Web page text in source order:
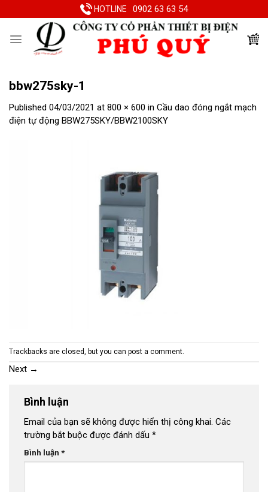
to
HOTLINE 0902 63 63 54
bbw275sky-1
Published 04/03/2021 at 800 × 600 in Cầu dao đóng ngắt mạch
điện tự động BBW275SKY/BBW2100SKY
Trackbacks are closed, but you can post a comment.
Next →
Bình luận
Email của bạn sẽ không được hiển thị công khai. Các
trường bắt buộc được đánh dấu *
Bình luận *